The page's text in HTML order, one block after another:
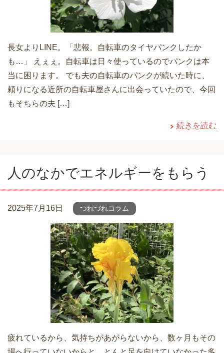
長女よりLINE。「悲報。自転車のタイヤパンクしたか
も…」 えぇぇ。自転車は日々使っているのでパンクは本
当に困ります。 でも夫の自転車のパンクが続いた時に、
頼りになる近所の自転車屋さんに出会っていたので、今回
もそちらの夫 […]
続きを読む
人のなかでエネルギーをもらう
2025年7月16日 つれづれコラム
疲れているから、気持ちがあがらないから、数ヶ月もその